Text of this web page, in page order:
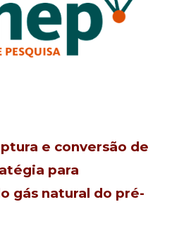
e conversão de
para
gás natural do pré-